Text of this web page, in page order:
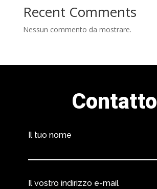
Recent Comments
Nessun commento da mostrare.
Contatto
Il tuo nome
Il vostro indirizzo e-mail